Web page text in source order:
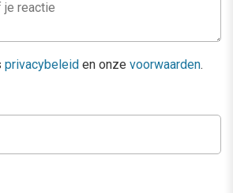
privacybeleid en onze voorwaarden.